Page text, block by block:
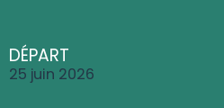
DÉPART
25 juin 2026